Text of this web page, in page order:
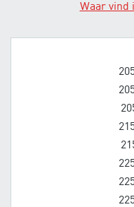
Waar vind